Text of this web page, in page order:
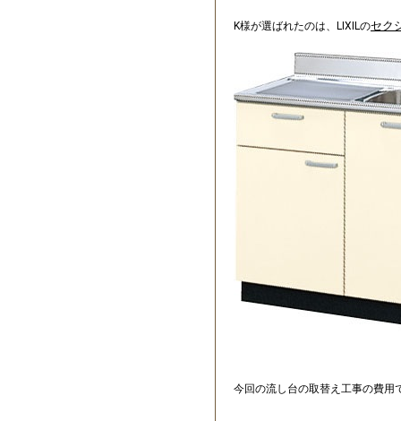
K様が選ばれたのは、LIXILのセク
今回の流し台の取替え工事の費用